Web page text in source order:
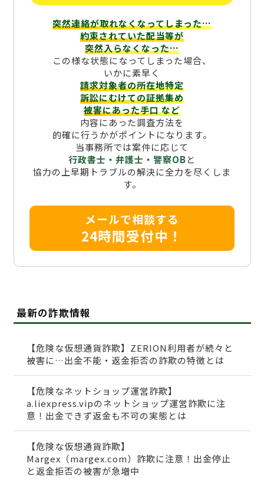
突然連絡が取れなくなってしまった…
約束されていた配当等が
突然入らなくなった…
この様な状態になってしまった場合、
いかに素早く
請求対象者の所在地特定
訴訟にむけての証拠集め
被害にあった手口など
内容にあった調査方法を
的確に行うかがポイントになります。
当事務所では案件に応じて
行政書士・弁護士・警察OBと
協力の上早期トラブルの解決に全力を尽くしま
す。
メールで相談する
24時間受付中！
最新の詐欺情報
【危険な仮想通貨詐欺】ZERION利用者が続々と
被害に…出金不能・返金拒否の詐欺の特徴とは
【危険なネットショップ運営詐欺】
a.liexpress.vipのネットショップ運営詐欺に注
意！出金できず返金も不可の実態とは
【危険な仮想通貨詐欺】
Margex（margex.com）詐欺に注意！出金停止
と返金拒否の被害が急増中